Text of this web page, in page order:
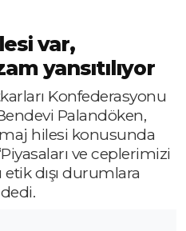
var,
yansıtılıyor
Konfederasyonu
Palandöken,
hilesi konusunda
ve ceplerimizi
dışı durumlara